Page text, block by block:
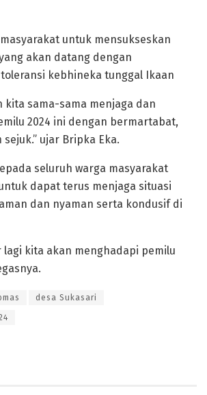
untuk mensukseskan
akan datang dengan
kebhineka tunggal Ikaan
kita sama-sama menjaga dan
2024 ini dengan bermartabat,
ujar Bripka Eka.
seluruh warga masyarakat
dapat terus menjaga situasi
dan nyaman serta kondusif di
lagi kita akan menghadapi pemilu
desa Sukasari